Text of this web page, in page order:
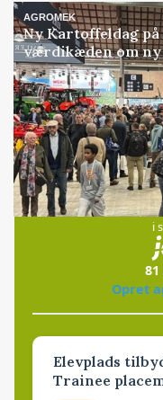
AGROMEK
Ny Kartoffeldag på
værdikæden om
i
81
Opret
Elevplads
Trainee